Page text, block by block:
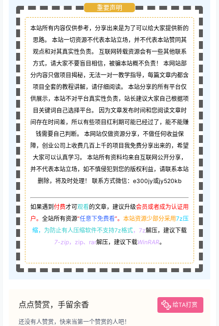
重要声明
本站所有内容仅供参考，分享出来是为了可以给大家提供新的
思路。 本站一切资源不代表本站立场，并不代表本站赞同其
观点和对其真实性负责。 互联网转载资源会有一些其他联系
方式，请大家不要盲目相信，被骗本站概不负责！ 本网站部
分内容只做项目揭秘，无法一对一教学指导，每篇文章内都含
项目全套的教程讲解，请仔细阅读。 本站分享的所有平台仅
供展示，本站不对平台真实性负责，站长建议大家自己根据项
目关键词自己选择平台。 因为文章发布时间和您阅读文章时
间存在时间差，所以有些项目红利期可能已经过了，能不能赚
钱需要自己判断。 本网站仅做资源分享，不做任何收益保
障，创业公司上收费几百上千的项目我免费分享出来的，希望
大家可以认真学习。 本站所有资料均来自互联网公开分享，
并不代表本站立场，如不慎侵犯到您的版权利益，请联系本站
删除，将及时处理！ 联系方式微信：e300jy或jy520kb
如果遇到付费才可观看的文章，建议升级会员或者成为认证用
户。 全站所有资源“任意下免费看”。 本站资源少部分采用7z压
缩， 为防止有人压缩软件不支持7z格式，7z解压，建议下载
7-zip，zip、rar解压，建议下载WinRAR。
点点赞赏，手留余香 给TA打赏
还没有人赞赏，快来当第一个赞赏的人吧！